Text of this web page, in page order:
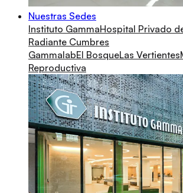
Nuestras Sedes
Instituto GammaHospital Privado
Radiante Cumbres
GammalabEl BosqueLas Vertientes
Reproductiva